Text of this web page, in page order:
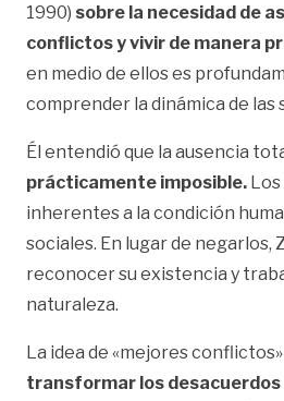
1990) sobre la necesidad de
conflictos y vivir de manera
en medio de ellos es
comprender la dinámica de las
Él entendió que la ausencia
prácticamente imposible.
inherentes a la condición
sociales. En lugar de negarlos,
reconocer su existencia y
naturaleza.
La idea de «mejores
transformar los